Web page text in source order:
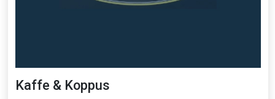
Kaffe & Koppus